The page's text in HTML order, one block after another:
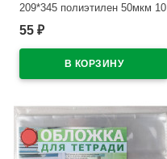
209*345 полиэтилен 50мкм 10
штук в наборе арт Т50-10
55 ₽